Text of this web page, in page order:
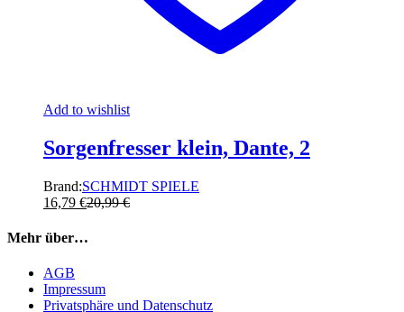
Add to wishlist
Sorgenfresser klein, Dante, 2
Brand:SCHMIDT SPIELE
16,79 €20,99€
Mehr über…
AGB
Impressum
Privatsphäre und Datenschutz